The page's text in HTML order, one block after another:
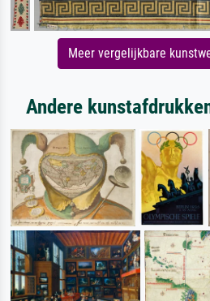
Meer vergelijkbare
Andere